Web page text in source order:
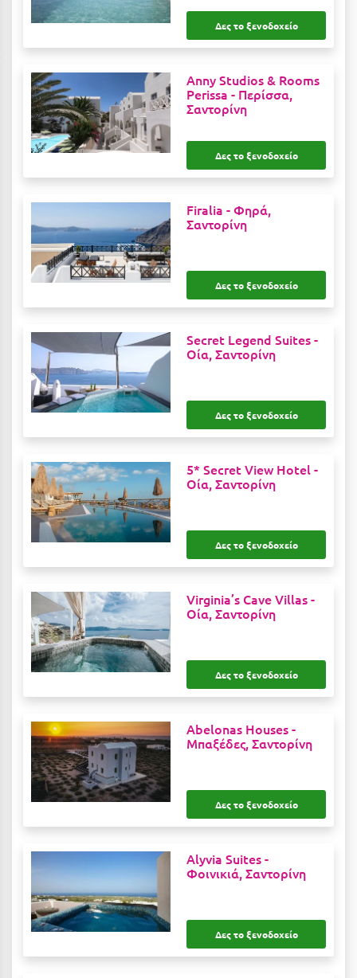
Κοζάνη
Κομοτηνή
Κόνιτσα
Κόρινθος
Κρήτη
Κρουαζιέρες
Κύθηρα
Κυλλήνη
Κύμη Ευβοίας
Κυπαρισσία
Κως
Λαγκάδια
Λακόπετρα Αχαΐας
Λακωνία
Λασίθι
Λεπτοκαρυά
Λήμνος
Λίμνη Πλαστήρα
Λουτρά Υπάτης
Λουτράκι
Λούτσα
Δες το ξενοδοχείο
Anny Studios & Rooms
Perissa - Περίσσα,
Σαντορίνη
Δες το ξενοδοχείο
Firalia -Φηρά,
Σαντορίνη
Δες το ξενοδοχείο
Secret Legend Suites -
Οία, Σαντορίνη
Δες το ξενοδοχείο
5* Secret View Hotel -
Οία, Σαντορίνη
Δες το ξενοδοχείο
Virginia’s Cave Villas -
Οία, Σαντορίνη
Δες το ξενοδοχείο
Abelonas Houses -
Μπαξέδες, Σαντορίνη
Δες το ξενοδοχείο
Alyvia Suites -
Φοινικιά, Σαντορίνη
Δες το ξενοδοχείο